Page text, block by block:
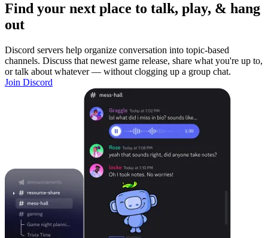
Find your next place to talk, play, & hang
out
Discord servers help organize conversation into topic-based
channels. Discuss that newest game release, share what you're up to,
or talk about whatever — without clogging up a group chat.
Join Discord